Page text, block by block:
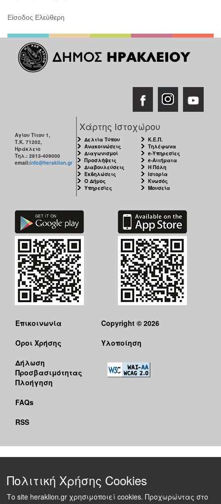
Είσοδος Ελεύθερη
Αγίου Τίτου 1,
Τ.Κ. 71202,
Ηράκλειο
Τηλ.: 2813-409000
email:info@heraklion.gr
Χάρτης Ιστοχώρου
Δελτία Τύπου
Ανακοινώσεις
Διαγωνισμοί
Προσλήψεις
Διαβουλεύσεις
Εκδηλώσεις
Ο Δήμος
Υπηρεσίες
Κ.Ε.Π.
Τηλέφωνα
e-Υπηρεσίες
e-Αιτήματα
Η Πόλη
Ιστορία
Κνωσός
Μουσεία
Επικοινωνία
Όροι Χρήσης
Δήλωση
Προσβασιμότητας
Πλοήγηση
FAQs
RSS
Copyright © 2026
Υλοποίηση
Πολιτική Χρήσης Cookies
Το site heraklion.gr χρησιμοποιεί cookies. Προχωρώντας στο